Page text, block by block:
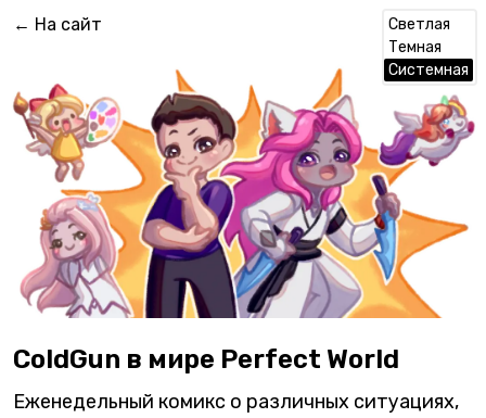
← На сайт
Светлая
Темная
Системная
ColdGun в мире Perfect World
Еженедельный комикс о различных ситуациях,